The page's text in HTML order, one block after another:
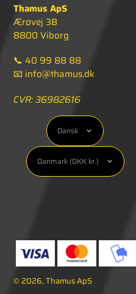
Thamus ApS
Ærøvej 3B
8800 Viborg
📞 40 99 88 88
📧 info@thamus.dk
CVR: 36982616
Sprog
Dansk
Valuta
Danmark (DKK kr.)
© 2026,Thamus ApS
Betalingsmetoder